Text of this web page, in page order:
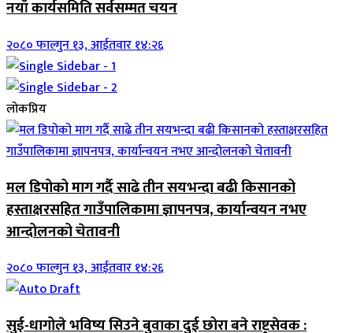
नयाँ कार्यसमिति सर्वसम्मत चयन
२०८० फाल्गुन १३, आईतवार १४:२६
लोकप्रिय
मल डिपोको माग गर्दै साढे तीन सयभन्दा बढी किसानको
हस्ताक्षरसहित गाउँपालिकामा ज्ञापनपत्र, कार्यान्वयन नभए
आन्दोलनको चेतावनी
२०८० फाल्गुन १३, आईतवार १४:२६
सुई-धागोले भविष्य सिउने बुवाका दुई छोरा बने राष्ट्रसेवक :